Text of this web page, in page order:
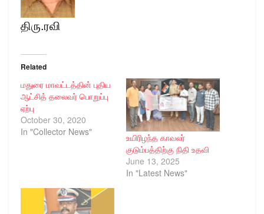
திரு.ரவி
Related
மதுரை மாவட்டத்தின் புதிய
ஆட்சித் தலைவர் பொறுப்பு
ஏற்பு
October 30, 2020
In "Collector News"
உயிரிழந்த காவலர்
குடும்பத்திற்கு நிதி உதவி
June 13, 2025
In "Latest News"